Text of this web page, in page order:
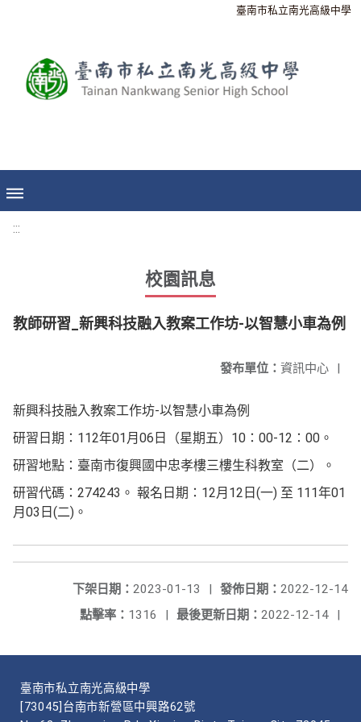
臺南市私立南光高級中學
:::
校園訊息
教師研習_新興科技融入教案工作坊-以智慧小車為例
發布單位： 資訊中心 |
新興科技融入教案工作坊-以智慧小車為例
研習日期：112年01月06日（星期五）10：00-12：00。
研習地點：臺南市復興國中忠孝樓三樓生科教室（二）。
研習代碼：274243。 報名日期：12月12日(一) 至 111年01
月03日(二)。
發佈日期： 2022-12-14
下架日期： 2023-01-13
|
最後更新日期： 2022-12-14 |
點擊率： 1316 |
臺南市私立南光高級中學
[73045]台南市新營區中興路62號